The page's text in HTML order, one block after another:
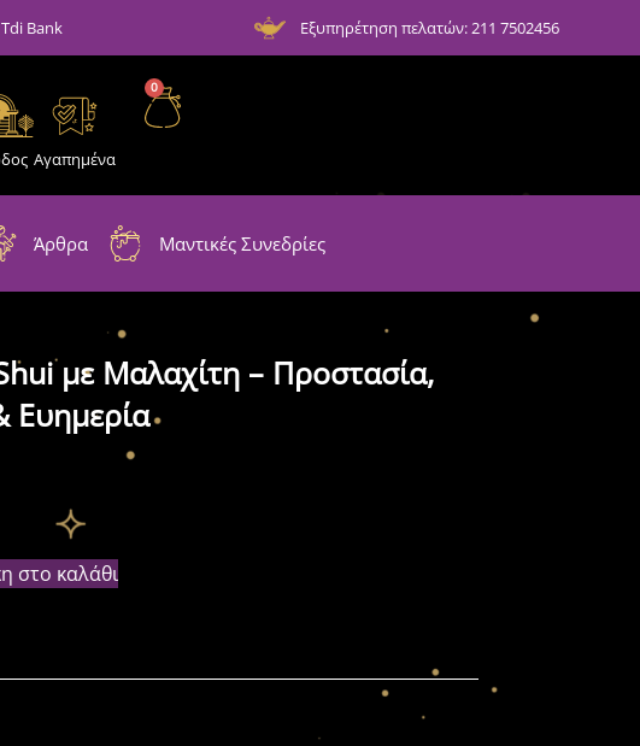
Bank Εξυπηρέτηση πελατών: 211 7502456
Αγαπημένα
0
Άρθρα Μαντικές Συνεδρίες
με Μαλαχίτη – Προστασία,
στο καλάθι